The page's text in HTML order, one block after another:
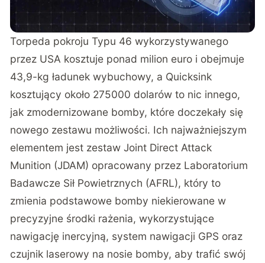
Torpeda pokroju Typu 46 wykorzystywanego
przez USA kosztuje ponad milion euro i obejmuje
43,9-kg ładunek wybuchowy, a Quicksink
kosztujący około 275000 dolarów to nic innego,
jak zmodernizowane bomby, które doczekały się
nowego zestawu możliwości. Ich najważniejszym
elementem jest zestaw Joint Direct Attack
Munition (JDAM) opracowany przez Laboratorium
Badawcze Sił Powietrznych (AFRL), który to
zmienia podstawowe bomby niekierowane w
precyzyjne środki rażenia, wykorzystujące
nawigację inercyjną, system nawigacji GPS oraz
czujnik laserowy na nosie bomby, aby trafić swój